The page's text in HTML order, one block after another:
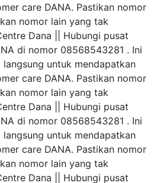
care DANA. Pastikan nomor
nomor lain yang tak
Dana || Hubungi pusat
di nomor 08568543281 . Ini
untuk mendapatkan
care DANA. Pastikan nomor
nomor lain yang tak
Dana || Hubungi pusat
di nomor 08568543281 . Ini
untuk mendapatkan
care DANA. Pastikan nomor
nomor lain yang tak
Dana || Hubungi pusat